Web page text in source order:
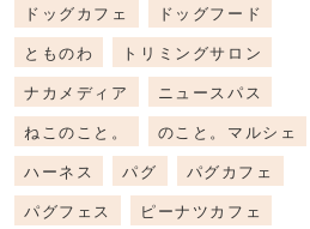
ドッグカフェ
ドッグフード
とものわ
トリミングサロン
ナカメディア
ニュースパス
ねこのこと。
のこと。マルシェ
ハーネス
パグ
パグカフェ
パグフェス
ピーナツカフェ